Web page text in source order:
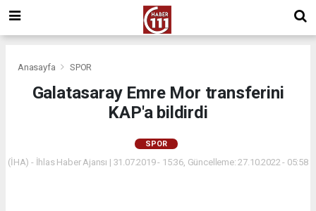
Anasayfa SPOR
Galatasaray Emre Mor transferini
KAP'a bildirdi
SPOR
(İHA) - İhlas Haber Ajansı | 31.07.2019 - 15:36, Güncelleme: 27.10.2022 - 05:58